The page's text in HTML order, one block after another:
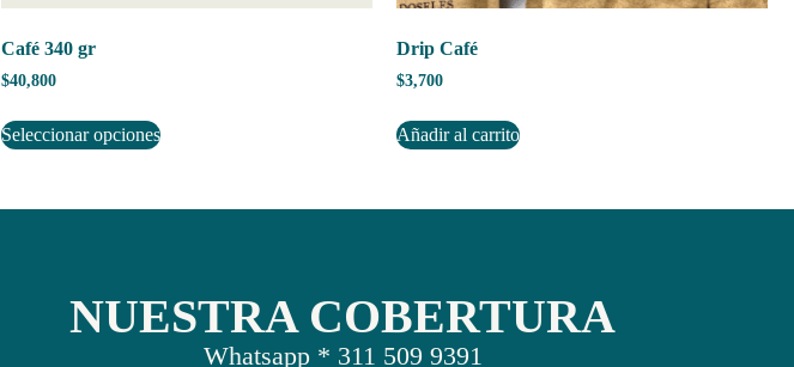
Café 340 gr
$40,800
Seleccionar opciones
Drip Café
$3,700
Añadir al carrito
NUESTRA COBERTURA
Whatsapp * 311 509 9391